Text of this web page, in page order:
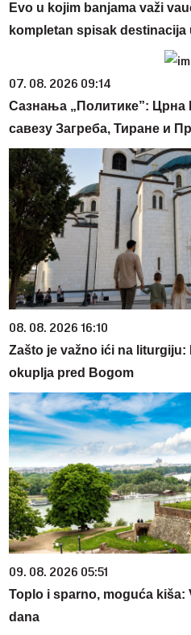
Evo u kojim banjama važi
kompletan spisak destinacija
07. 08. 2026 09:14
Сазнања „Политике”: Црна
савезу Загреба, Тиране и
08. 08. 2026 16:10
Zašto je važno ići na
okuplja pred Bogom
09. 08. 2026 05:51
Toplo i sparno, moguća kiša:
dana